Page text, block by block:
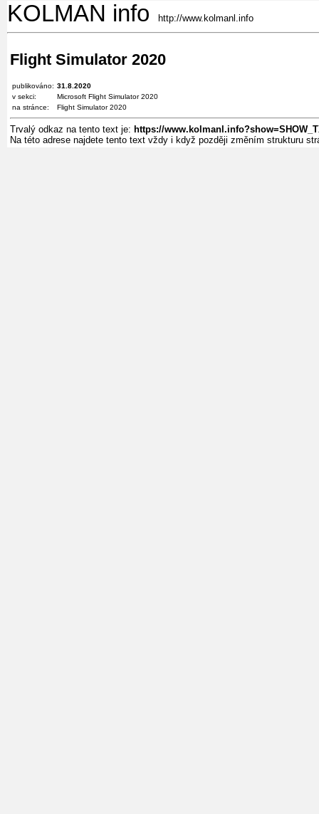
KOLMAN info http://www.kolmanl.info
Flight Simulator 2020
publikováno: 31.8.2020
v sekci:
Microsoft Flight Simulator 2020
na stránce:
Flight Simulator 2020
Trvalý odkaz na tento text je: https://
Na této adrese najdete tento text vždy i když později změním strukturu